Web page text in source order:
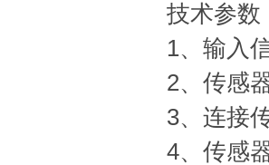
技术参数
1、输入
2、传感
3、连接
4、传感